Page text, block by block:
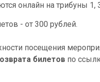
онлайн на трибуны 1,
- от 300 рублей.
посещения
билетов по